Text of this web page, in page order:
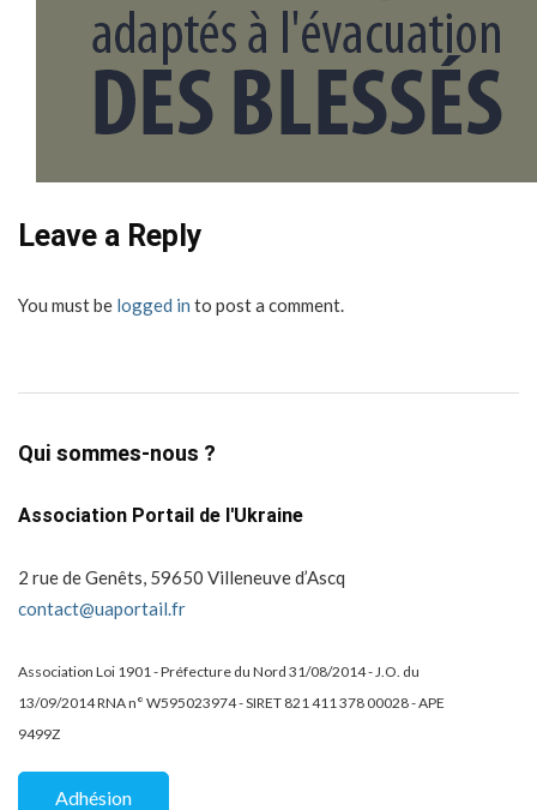
Leave a Reply
You must be logged in to post a comment.
Qui sommes-nous ?
Association Portail de l'Ukraine
2 rue de Genêts, 59650 Villeneuve d’Ascq
contact@uaportail.fr
Association Loi 1901 - Préfecture du Nord 31/08/2014 - J.O. du
13/09/2014 RNA n° W595023974 - SIRET 821 411 378 00028 - APE
9499Z
Adhésion